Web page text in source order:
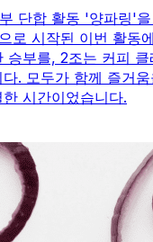
단합 활동 '양파링'
로 시작된 이번 활동
승부를, 2조는 커피
. 모두가 함께 즐거
시간이었습니다.